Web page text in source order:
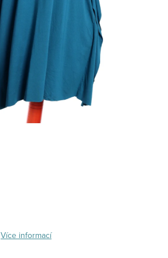
Více informací